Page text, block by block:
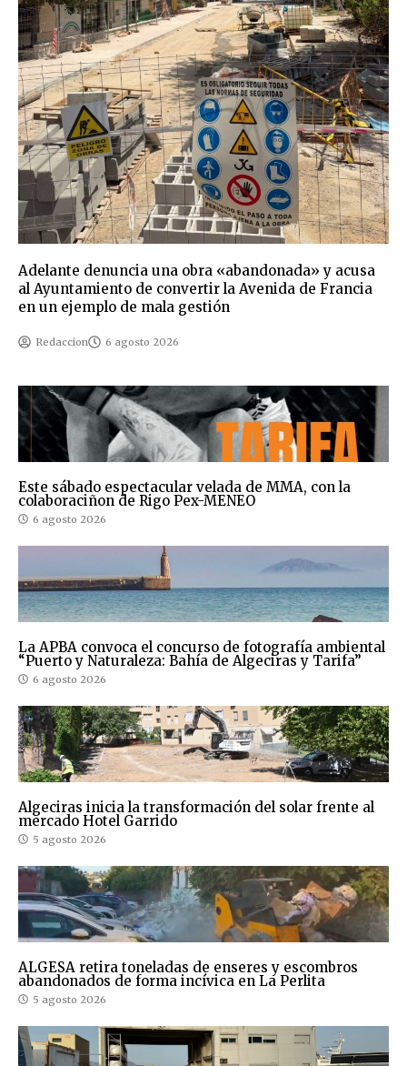
Adelante denuncia una obra «abandonada» y acusa
al Ayuntamiento de convertir la Avenida de Francia
en un ejemplo de mala gestión
Redaccion 6 agosto 2026
Este sábado espectacular velada de MMA, con la
colaboraciñon de Rigo Pex-MENEO
6 agosto 2026
La APBA convoca el concurso de fotografía ambiental
“Puerto y Naturaleza: Bahía de Algeciras y Tarifa”
6 agosto 2026
Algeciras inicia la transformación del solar frente al
mercado Hotel Garrido
5 agosto 2026
ALGESA retira toneladas de enseres y escombros
abandonados de forma incívica en La Perlita
5 agosto 2026